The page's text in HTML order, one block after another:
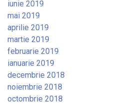
iunie 2019
mai 2019
aprilie 2019
martie 2019
februarie 2019
ianuarie 2019
decembrie 2018
noiembrie 2018
octombrie 2018